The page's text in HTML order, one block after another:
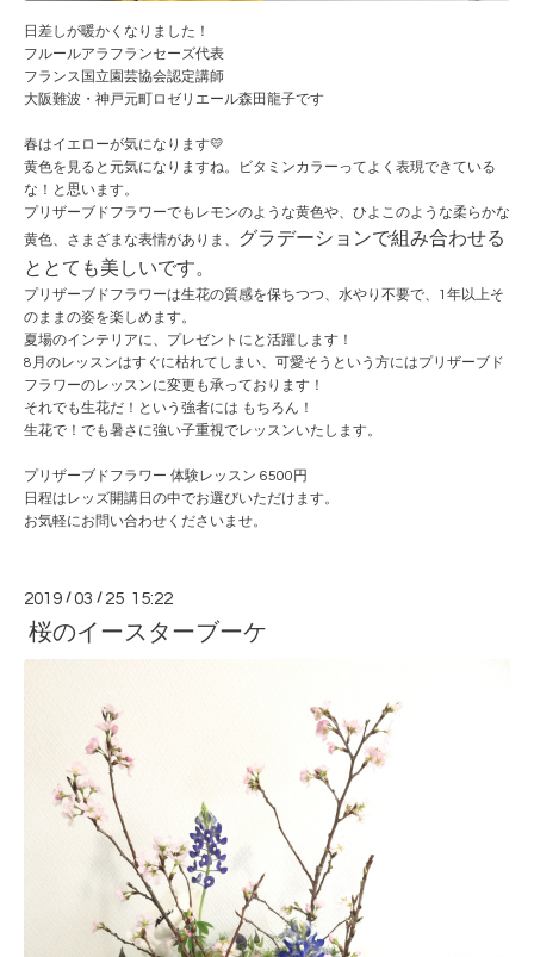
日差しが暖かくなりました！
フルールアラフランセーズ代表
フランス国立園芸協会認定講師
大阪難波・神戸元町ロゼリエール森田龍子です
春はイエローが気になります💛
黄色を見ると元気になりますね。ビタミンカラーってよく表現できている
な！と思います。
プリザーブドフラワーでもレモンのような黄色や、ひよこのような柔らかな
黄色、さまざまな表情がありま、 グラデーションで組み合わせる
ととても美しいです。
プリザーブドフラワーは生花の質感を保ちつつ、水やり不要で、1年以上そ
のままの姿を楽しめます。
夏場のインテリアに、プレゼントにと活躍します！
8月のレッスンはすぐに枯れてしまい、可愛そうという方にはプリザーブド
フラワーのレッスンに変更も承っております！
それでも生花だ！という強者には もちろん！
生花で！でも暑さに強い子重視でレッスンいたします。
プリザーブドフラワー 体験レッスン 6500円
日程はレッズ開講日の中でお選びいただけます。
お気軽にお問い合わせくださいませ。
2019 /03 / 25 15:22
桜のイースターブーケ